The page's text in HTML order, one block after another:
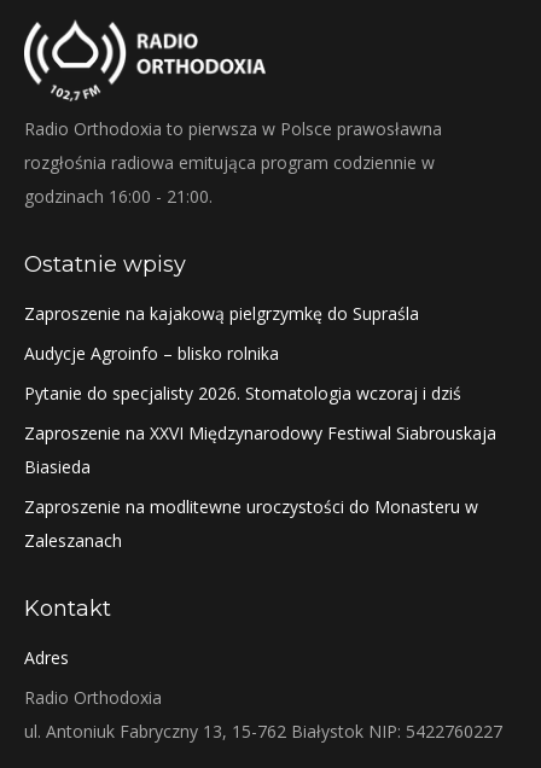
Radio Orthodoxia to pierwsza w Polsce prawosławna
rozgłośnia radiowa emitująca program codziennie w
godzinach 16:00 - 21:00.
Ostatnie wpisy
Zaproszenie na kajakową pielgrzymkę do Supraśla
Audycje Agroinfo – blisko rolnika
Pytanie do specjalisty 2026. Stomatologia wczoraj i dziś
Zaproszenie na XXVI Międzynarodowy Festiwal Siabrouskaja
Biasieda
Zaproszenie na modlitewne uroczystości do Monasteru w
Zaleszanach
Kontakt
Adres
Radio Orthodoxia
ul. Antoniuk Fabryczny 13, 15-762 Białystok NIP: 5422760227